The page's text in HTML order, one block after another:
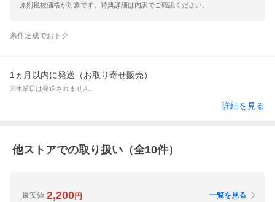
原則税抜価格が対象です。特典詳細は内訳でご確認ください。
条件達成でおトク
1ヵ月以内に発送（お取り寄せ販売）
※休業日は発送されません。
詳細を見る
他ストアでの取り扱い（全10件）
最安値 2,200円 一覧を見る